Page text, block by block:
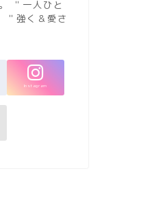
＂一人ひと
＂強く＆愛さ